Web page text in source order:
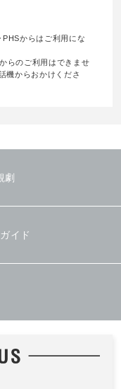
からはご利用にな
らのご利用はできませ
機からおかけくださ
劇
イド